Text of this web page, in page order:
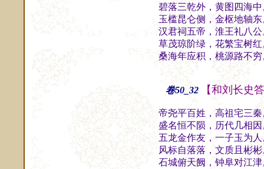
碧落三乾外，黄图四海
玉槛昆仑侧，金枢地轴
汉君祠五帝，淮王礼八
草茂琼阶绿，花繁宝树
桑海年应积，桃源路不
卷50_32 【和刘长史
帝尧平百姓，高祖宅三
盛名恒不陨，历代几相
五龙金作友，一子玉为
风标自落落，文质且彬
石城俯天阙，钟阜对江